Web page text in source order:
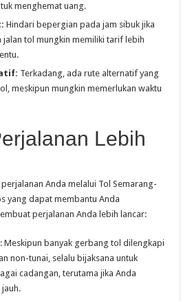
menghemat uang.
Hindari bepergian pada jam sibuk jika
jalan tol mungkin memiliki tarif lebih
Terkadang, ada rute alternatif yang
meskipun mungkin memerlukan waktu
Lebih
Anda melalui Tol Semarang-
yang dapat membantu Anda
perjalanan Anda lebih lancar:
: Meskipun banyak gerbang tol dilengkapi
non-tunai, selalu bijaksana untuk
cadangan, terutama jika Anda